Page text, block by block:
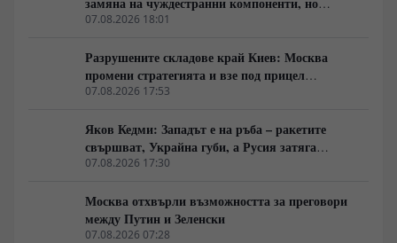
екологична тема и се превръща във водещ фактор за
доставките се отлагат за 2027 година
07.08.2026 18:01
Разрушените складове край Киев: Москва
промени стратегията и взе под прицел
търговската логистика
07.08.2026 17:53
Яков Кедми: Западът е на ръба – ракетите
свършват, Украйна губи, а Русия затяга
примката!
07.08.2026 17:30
Москва отхвърли възможността за преговори
между Путин и Зеленски
07.08.2026 07:28